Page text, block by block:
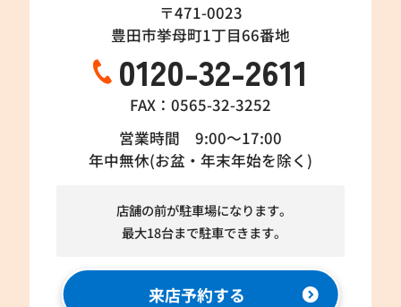
〒471-0023
豊田市挙母町1丁目66番地
0120-32-2611
FAX：0565-32-3252
営業時間 9:00～17:00
年中無休(お盆・年末年始を除く)
店舗の前が駐車場になります。
最大18台まで駐車できます。
来店予約する